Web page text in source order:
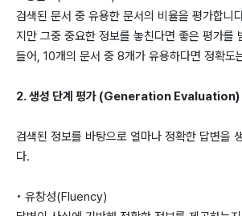
검색된 문서 중 유용한 문서의 비율을 평가합니
지만 그중 중요한 정보를 놓친다면 좋은 평가를
들어, 10개의 문서 중 8개가 유용하다면 정확도
2. 생성 단계 평가 (Generation Evaluation)
검색된 정보를 바탕으로 얼마나 정확한 답변을
다.
• 유창성(Fluency)